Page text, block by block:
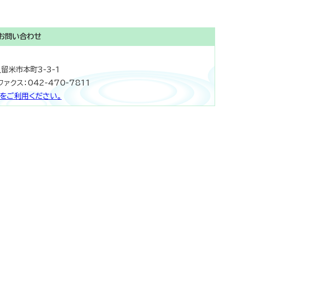
問い合わせ
米市本町3-3-1
クス：042-470-7811
ご利用ください。